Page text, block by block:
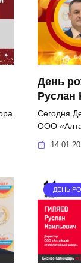
День
Руслан
Сегодня
ООО
ДЕНЬ